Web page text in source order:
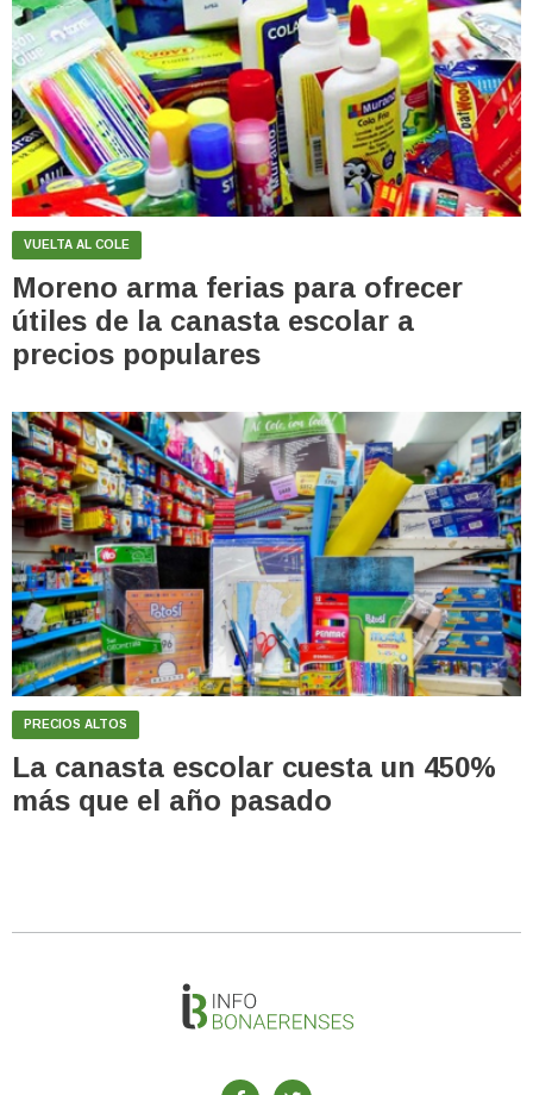
VUELTA AL COLE
Moreno arma ferias para ofrecer
útiles de la canasta escolar a
precios populares
PRECIOS ALTOS
La canasta escolar cuesta un 450%
más que el año pasado